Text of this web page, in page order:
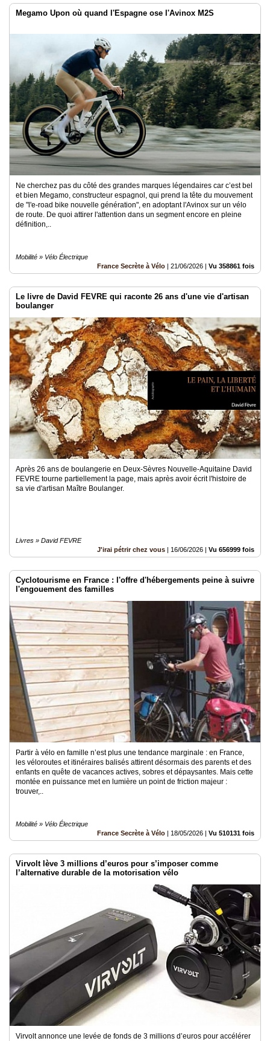
Megamo Upon où quand l'Espagne ose l'Avinox M2S
Ne cherchez pas du côté des grandes marques légendaires car c’est bel
et bien Megamo, constructeur espagnol, qui prend la tête du mouvement
de "l'e-road bike nouvelle génération", en adoptant l'Avinox sur un vélo
de route. De quoi attirer l'attention dans un segment encore en pleine
définition,..
Mobilité » Vélo Électrique
France Secrète à Vélo | 21/06/2026 | Vu 358861 fois
Le livre de David FEVRE qui raconte 26 ans d'une vie d'artisan
boulanger
Après 26 ans de boulangerie en Deux-Sèvres Nouvelle-Aquitaine David
FEVRE tourne partiellement la page, mais après avoir écrit l'histoire de
sa vie d'artisan Maître Boulanger.
Livres » David FEVRE
J'irai pétrir chez vous | 16/06/2026 | Vu 656999 fois
Cyclotourisme en France : l'offre d'hébergements peine à suivre
l'engouement des familles
Partir à vélo en famille n’est plus une tendance marginale : en France,
les véloroutes et itinéraires balisés attirent désormais des parents et des
enfants en quête de vacances actives, sobres et dépaysantes. Mais cette
montée en puissance met en lumière un point de friction majeur :
trouver,..
Mobilité » Vélo Électrique
France Secrète à Vélo | 18/05/2026 | Vu 510131 fois
Virvolt lève 3 millions d’euros pour s’imposer comme
l’alternative durable de la motorisation vélo
Virvolt annonce une levée de fonds de 3 millions d’euros pour accélérer